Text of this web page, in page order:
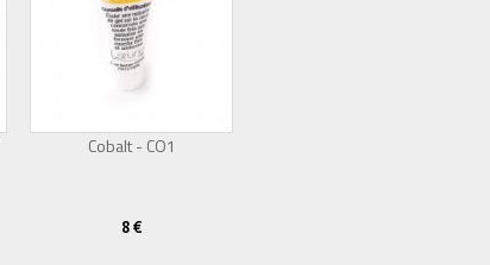
Cobalt - CO1
8 €